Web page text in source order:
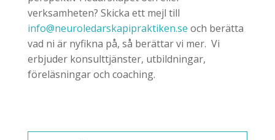
verksamheten? Skicka ett mejl till
info@neuroledarskapipraktiken.se och berätta
vad ni är nyfikna på, så berättar vi mer. Vi
erbjuder konsulttjänster, utbildningar,
föreläsningar och coaching.